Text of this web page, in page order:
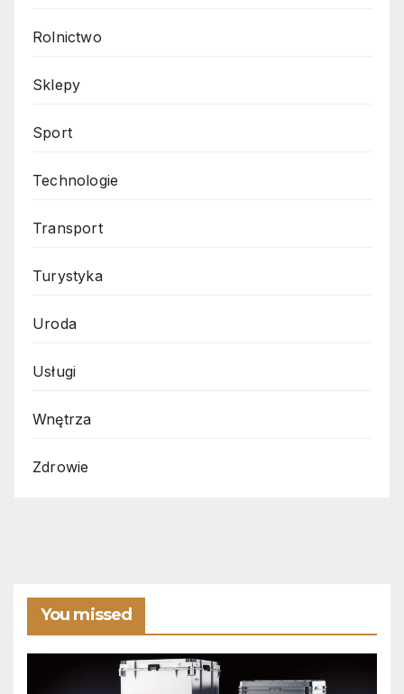
Rolnictwo
Sklepy
Sport
Technologie
Transport
Turystyka
Uroda
Usługi
Wnętrza
Zdrowie
You missed